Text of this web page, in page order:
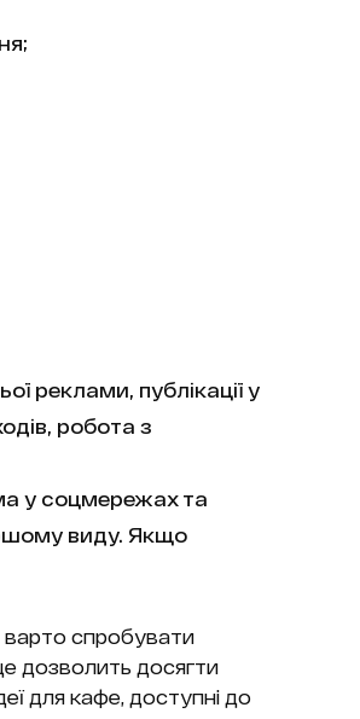
реклами, публікації у
робота з
у соцмережах та
виду. Якщо
спробувати
дозволить досягти
для кафе, доступні до